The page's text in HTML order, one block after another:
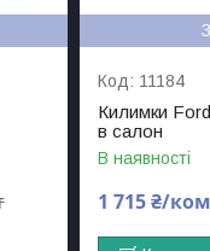
11184
Килимки
в салон
В наявності
1 715 ₴/